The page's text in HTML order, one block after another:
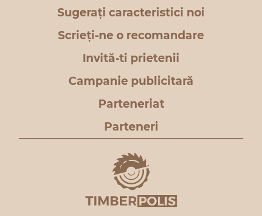
Sugerați caracteristici noi
Scrieți-ne o recomandare
Invită-ti prietenii
Campanie publicitară
Parteneriat
Parteneri